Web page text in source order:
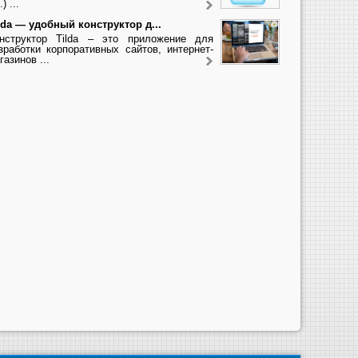
...
— удобный конструктор д...
Tilda – это приложение для
корпоративных сайтов, интернет-
...